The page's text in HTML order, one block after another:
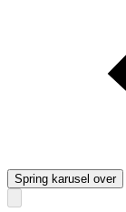
Spring karusel over